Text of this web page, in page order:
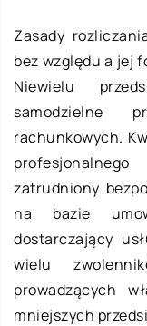
Zasady
bez względu a jej
Niewielu
samodzielne
rachunkowych.
zatrudniony
na bazie
dostarczający
wielu
prowadzących
mniejszych